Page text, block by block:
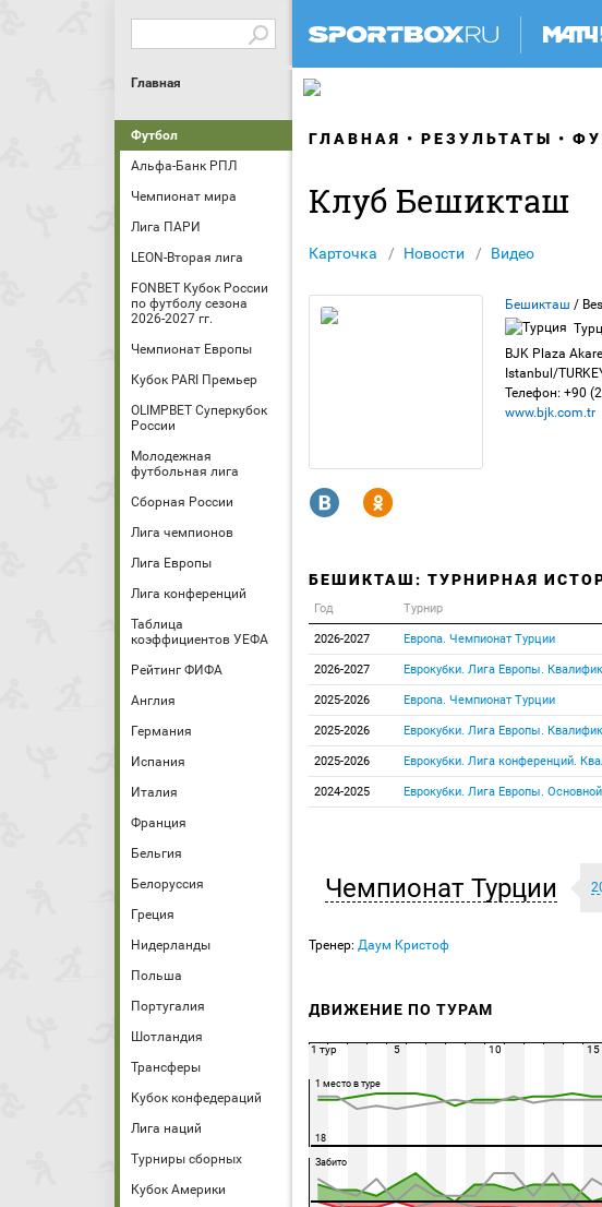
Главная
Футбол
Альфа-Банк РПЛ
Чемпионат мира
Лига ПАРИ
LEON-Вторая лига
FONBET Кубок России
по футболу сезона
2026-2027 гг.
Чемпионат Европы
Кубок PARI Премьер
OLIMPBET Суперкубок
России
Молодежная
футбольная лига
Сборная России
Лига чемпионов
Лига Европы
Лига конференций
Таблица
коэффициентов УЕФА
Рейтинг ФИФА
Англия
Германия
Испания
Италия
Франция
Бельгия
Белоруссия
Греция
Нидерланды
Польша
Португалия
Шотландия
Трансферы
Кубок конфедераций
Лига наций
Турниры сборных
Кубок Америки
ГЛАВНАЯ РЕЗУЛЬТАТЫ
Клуб Бешикташ
Карточка Новости Видео
Бешикташ /
BJK Plaza
Istanbul/
Телефон: +90
www.bjk.com.tr
R Y
БЕШИКТАШ: ТУРНИРНАЯ
Год Турнир
2026-2027 Европа. Чемпионат Турции
2026-2027 Еврокубки. Лига Европы.
2025-2026 Европа. Чемпионат Турции
2025-2026 Еврокубки. Лига Европы.
2025-2026 Еврокубки. Лига конференций.
2024-2025 Еврокубки. Лига Европы.
Чемпионат Турции
Тренер: Даум Кристоф
ДВИЖЕНИЕ ПО ТУРАМ
1 место в туре
18
Забито
1 тур 5 10 15